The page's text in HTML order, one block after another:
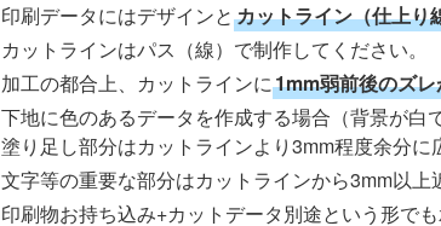
印刷データにはデザインと カットライン（仕上り
カットラインはパス（線）で制作してください。
加工の都合上、カットラインに1mm弱前後のズ
下地に色のあるデータを作成する場合（背景が白
塗り足し部分はカットラインより3mm程度余分に
文字等の重要な部分はカットラインから3mm以上
印刷物お持ち込み+カットデータ別途という形でも